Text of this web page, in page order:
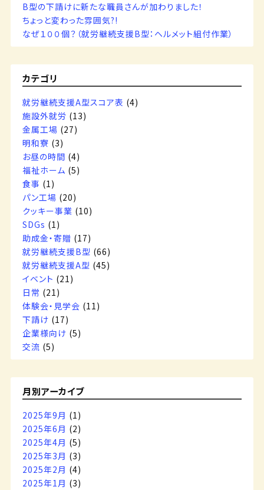
B型の下請けに新たな職員さんが加わりました！
ちょっと変わった雰囲気?!
なぜ１００個？（就労継続支援B型：ヘルメット組付作業）
カテゴリ
就労継続支援A型スコア表 (4)
施設外就労 (13)
金属工場 (27)
明和寮 (3)
お昼の時間 (4)
福祉ホーム (5)
食事 (1)
パン工場 (20)
クッキー事業 (10)
SDGs (1)
助成金・寄贈 (17)
就労継続支援B型 (66)
就労継続支援A型 (45)
イベント (21)
日常 (21)
体験会・見学会 (11)
下請け (17)
企業様向け (5)
交流 (5)
月別アーカイブ
2025年9月 (1)
2025年6月 (2)
2025年4月 (5)
2025年3月 (3)
2025年2月 (4)
2025年1月 (3)